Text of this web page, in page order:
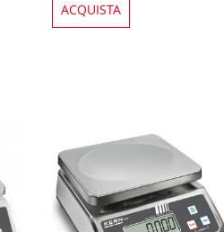
ACQUISTA